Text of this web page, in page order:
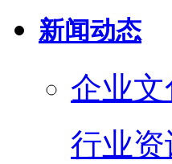
新闻动态
企业文
行业资